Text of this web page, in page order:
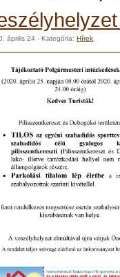
április 24 - Kategória: Hírek